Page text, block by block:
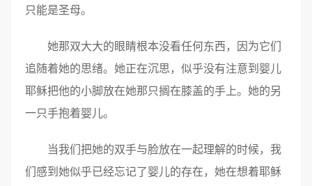
只能是圣母。
她那双大大的眼睛根本没看任何东西，因为它们
追随着她的思绪。她正在沉思，似乎没有注意到婴儿
耶稣把他的小脚放在她那只搁在膝盖的手上。她的另
一只手抱着婴儿。
当我们把她的双手与脸放在一起理解的时候，我
们感到她似乎已经忘记了婴儿的存在，她在想着耶稣